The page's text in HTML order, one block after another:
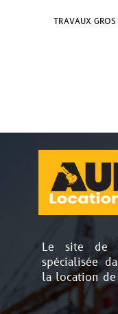
Le site de
spécialisée
la location
TRAVAUX